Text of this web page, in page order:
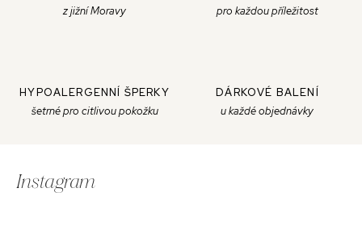
z jižní Moravy
pro každou příležitost
HYPOALERGENNÍ ŠPERKY
šetrné pro citlivou pokožku
DÁRKOVÉ BALENÍ
u každé objednávky
Instagram